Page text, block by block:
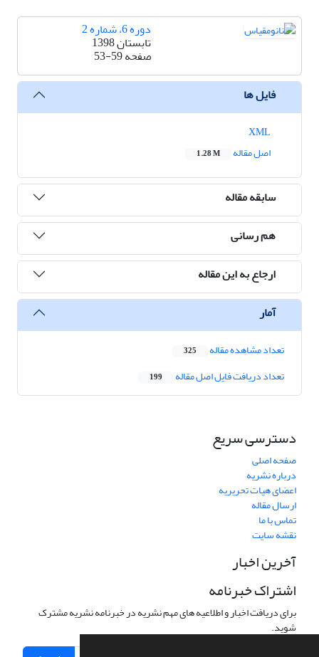
دوره 6، شماره 2
تابستان 1398
صفحه53-59
فایل ها
اصل مقاله
1.28 M
سابقه مقاله
هم رسانی
ارجاع به این مقاله
آمار
تعداد مشاهده مقاله 325
تعداد دریافت فایل اصل مقاله 199
دسترسی سریع
صفحه اصلی
درباره نشریه
اعضای هیات تحریریه
ارسال مقاله
تماس با ما
نقشه سایت
آخرین اخبار
اشتراک خبرنامه
برای دریافت اخبار و اطلاعیه های مهم نشریه در خبرنامه نشریه مشترک
شوید.